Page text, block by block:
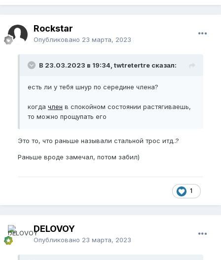
Rockstar
Опубликовано 23 марта, 2023
В 23.03.2023 в 19:34, twtretertre сказал:
есть ли у тебя шнур по середине члена?
когда член в спокойном состоянии растягиваешь,
то можно прощупать его
Это то, что раньше называли стальной трос итд..?
Раньше вроде замечал, потом забил)
1
DELOVOY
Опубликовано 23 марта, 2023